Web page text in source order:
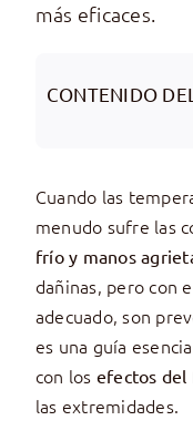
más eficaces.
CONTENIDO
Cuando las
menudo sufre las
frío y manos
dañinas, pero con
adecuado, son
es una guía
con los efectos del
las extremidades.